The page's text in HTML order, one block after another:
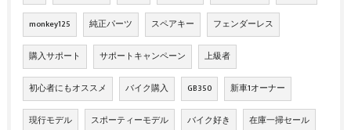
monkey125 純正パーツ スペアキー フェンダーレス
購入サポート サポートキャンペーン 上級者
初心者にもオススメ バイク購入 GB350 新車1オーナー
現行モデル スポーティーモデル バイク好き 在庫一掃セール